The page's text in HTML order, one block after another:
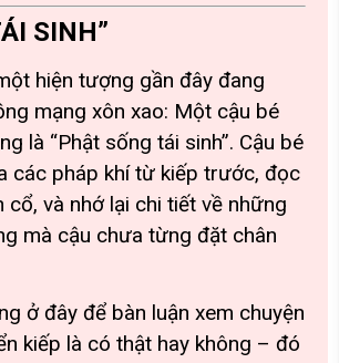
SINH”
hiện tượng gần đây đang
mạng xôn xao: Một cậu bé
là “Phật sống tái sinh”. Cậu bé
các pháp khí từ kiếp trước, đọc
cổ, và nhớ lại chi tiết về những
mà cậu chưa từng đặt chân
ở đây để bàn luận xem chuyện
kiếp là có thật hay không – đó